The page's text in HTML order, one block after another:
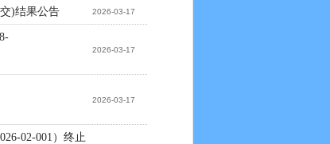
)结果公告 2026-03-17
2026-03-17
2026-03-17
02-001）终止